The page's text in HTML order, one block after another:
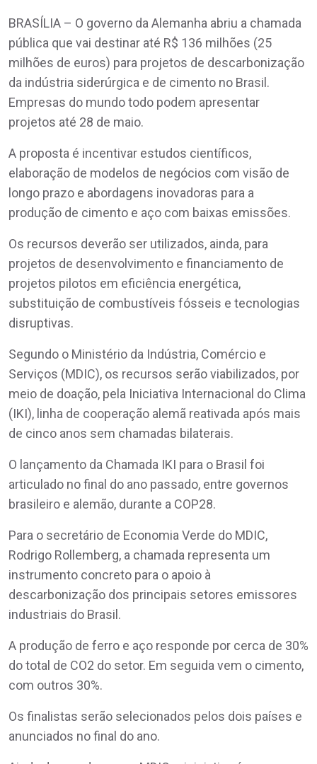
BRASÍLIA – O governo da Alemanha abriu a chamada
pública que vai destinar até R$ 136 milhões (25
milhões de euros) para projetos de descarbonização
da indústria siderúrgica e de cimento no Brasil.
Empresas do mundo todo podem apresentar
projetos até 28 de maio.
A proposta é incentivar estudos científicos,
elaboração de modelos de negócios com visão de
longo prazo e abordagens inovadoras para a
produção de cimento e aço com baixas emissões.
Os recursos deverão ser utilizados, ainda, para
projetos de desenvolvimento e financiamento de
projetos pilotos em eficiência energética,
substituição de combustíveis fósseis e tecnologias
disruptivas.
Segundo o Ministério da Indústria, Comércio e
Serviços (MDIC), os recursos serão viabilizados, por
meio de doação, pela Iniciativa Internacional do Clima
(IKI), linha de cooperação alemã reativada após mais
de cinco anos sem chamadas bilaterais.
O lançamento da Chamada IKI para o Brasil foi
articulado no final do ano passado, entre governos
brasileiro e alemão, durante a COP28.
Para o secretário de Economia Verde do MDIC,
Rodrigo Rollemberg, a chamada representa um
instrumento concreto para o apoio à
descarbonização dos principais setores emissores
industriais do Brasil.
A produção de ferro e aço responde por cerca de 30%
do total de CO2 do setor. Em seguida vem o cimento,
com outros 30%.
Os finalistas serão selecionados pelos dois países e
anunciados no final do ano.